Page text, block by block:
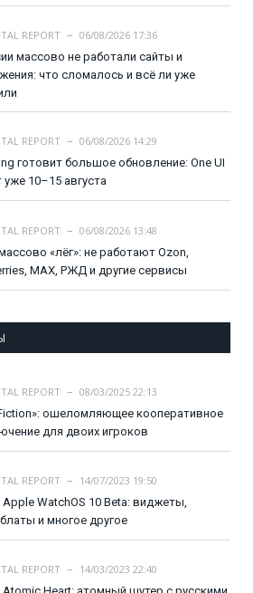
REPORT
06/08/2026 17:36
массово не работали сайты и
что сломалось и всё ли уже
REPORT
06/08/2026 14:29
готовит большое обновление: One UI
уже 10–15 августа
REPORT
06/08/2026 13:48
«лёг»: не работают Ozon,
MAX, РЖД и другие сервисы
REPORT
08/03/2025 22:13
ошеломляющее кооперативное
для двоих игроков
REPORT
14/07/2023 19:50
WatchOS 10 Beta: виджеты,
и многое другое
REPORT
14/03/2023 22:40